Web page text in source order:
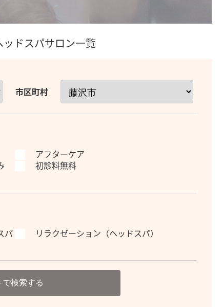
ドスパサロン一覧
市区町村
アフターケア
初診料無料
パ
リラクゼーション（ヘッドスパ）
で検索する